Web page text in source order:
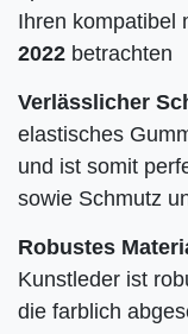
Ihren kompatibel
2022 betrachten
Verlässlicher
elastisches
und ist somit
sowie Schmutz
Robustes
Kunstleder ist
die farblich